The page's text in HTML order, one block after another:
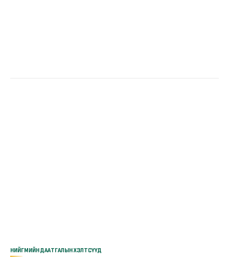
НИЙГМИЙН ДААТГАЛЫН ХЭЛТСҮҮД